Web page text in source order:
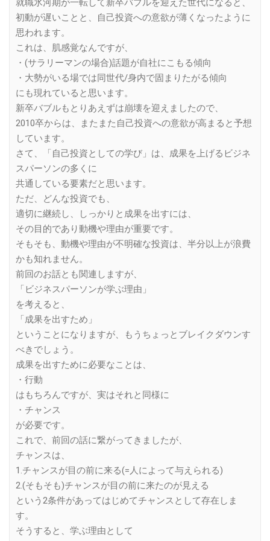
就職氷河期が一転して新卒バブルを迎えた世代になると、
初動が遅いことと、自己投資への意欲が薄くなったように
思われます。
これは、肌感覚なんですが、
・(サラリーマンの場合)話題が自社にこもる傾向
・大勢がいる場では同世代/身内で固まりたがる傾向
にも現れていると思います。
新卒バブルもとりあえずは崩壊を迎えましたので、
2010卒からは、またまた自己投資への意欲が高まると予想
しています。
さて、「自己投資としての学び」は、成果を上げるビジネ
スパーソンの多くに
共通している要素だと思います。
ただ、どんな投資でも、
適切に継続し、しっかりと成果を出すには、
その目的であり動機や理由が重要です。
そもそも、動機や理由が不明確な投資は、半分以上が浪費
かも知れません。
前回のお話とも関連しますが、
「ビジネスパーソンが学ぶ理由」
を考えると、
「成果を出すため」
ということになりますが、もうちょっとブレイクダウンす
べきでしょう。
成果を出すために必要なことは、
・行動
はもちろんですが、実はそれと同様に
・チャンス
が必要です。
これで、前回の話に繋がってきましたが、
チャンスは、
1.チャンスが目の前に来る(=人によって与えられる)
2.(そもそも)チャンスが目の前に来たのが見える
という2条件があってはじめてチャンスとして存在しま
す。
そうすると、学ぶ理由として